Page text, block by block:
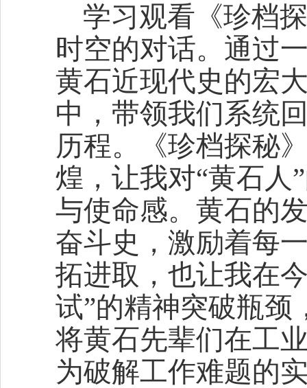
学习观看《珍档
时空的对话。通过
黄石近现代史的宏
中，带领我们系统
历程。《珍档探秘
煌，让我对“黄石人
与使命感。黄石的
奋斗史，激励着每
拓进取，也让我在
试”的精神突破瓶颈
将黄石先辈们在工
为破解工作难题的